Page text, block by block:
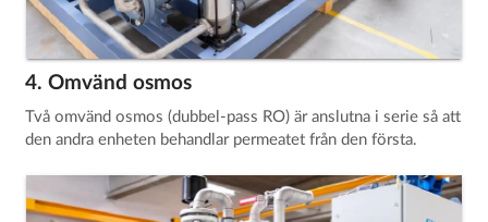
4. Omvänd osmos
Två omvänd osmos (dubbel-pass RO) är anslutna i serie så att
den andra enheten behandlar permeatet från den första.